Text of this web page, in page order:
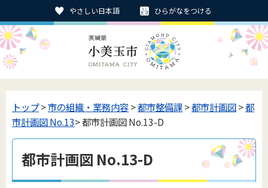
やさしい日本語 ひらがなをつける
トップ>市の組織・業務内容>都市整備課>都市計画図>都
市計画図 No.13> 都市計画図 No.13-D
都市計画図 No.13-D